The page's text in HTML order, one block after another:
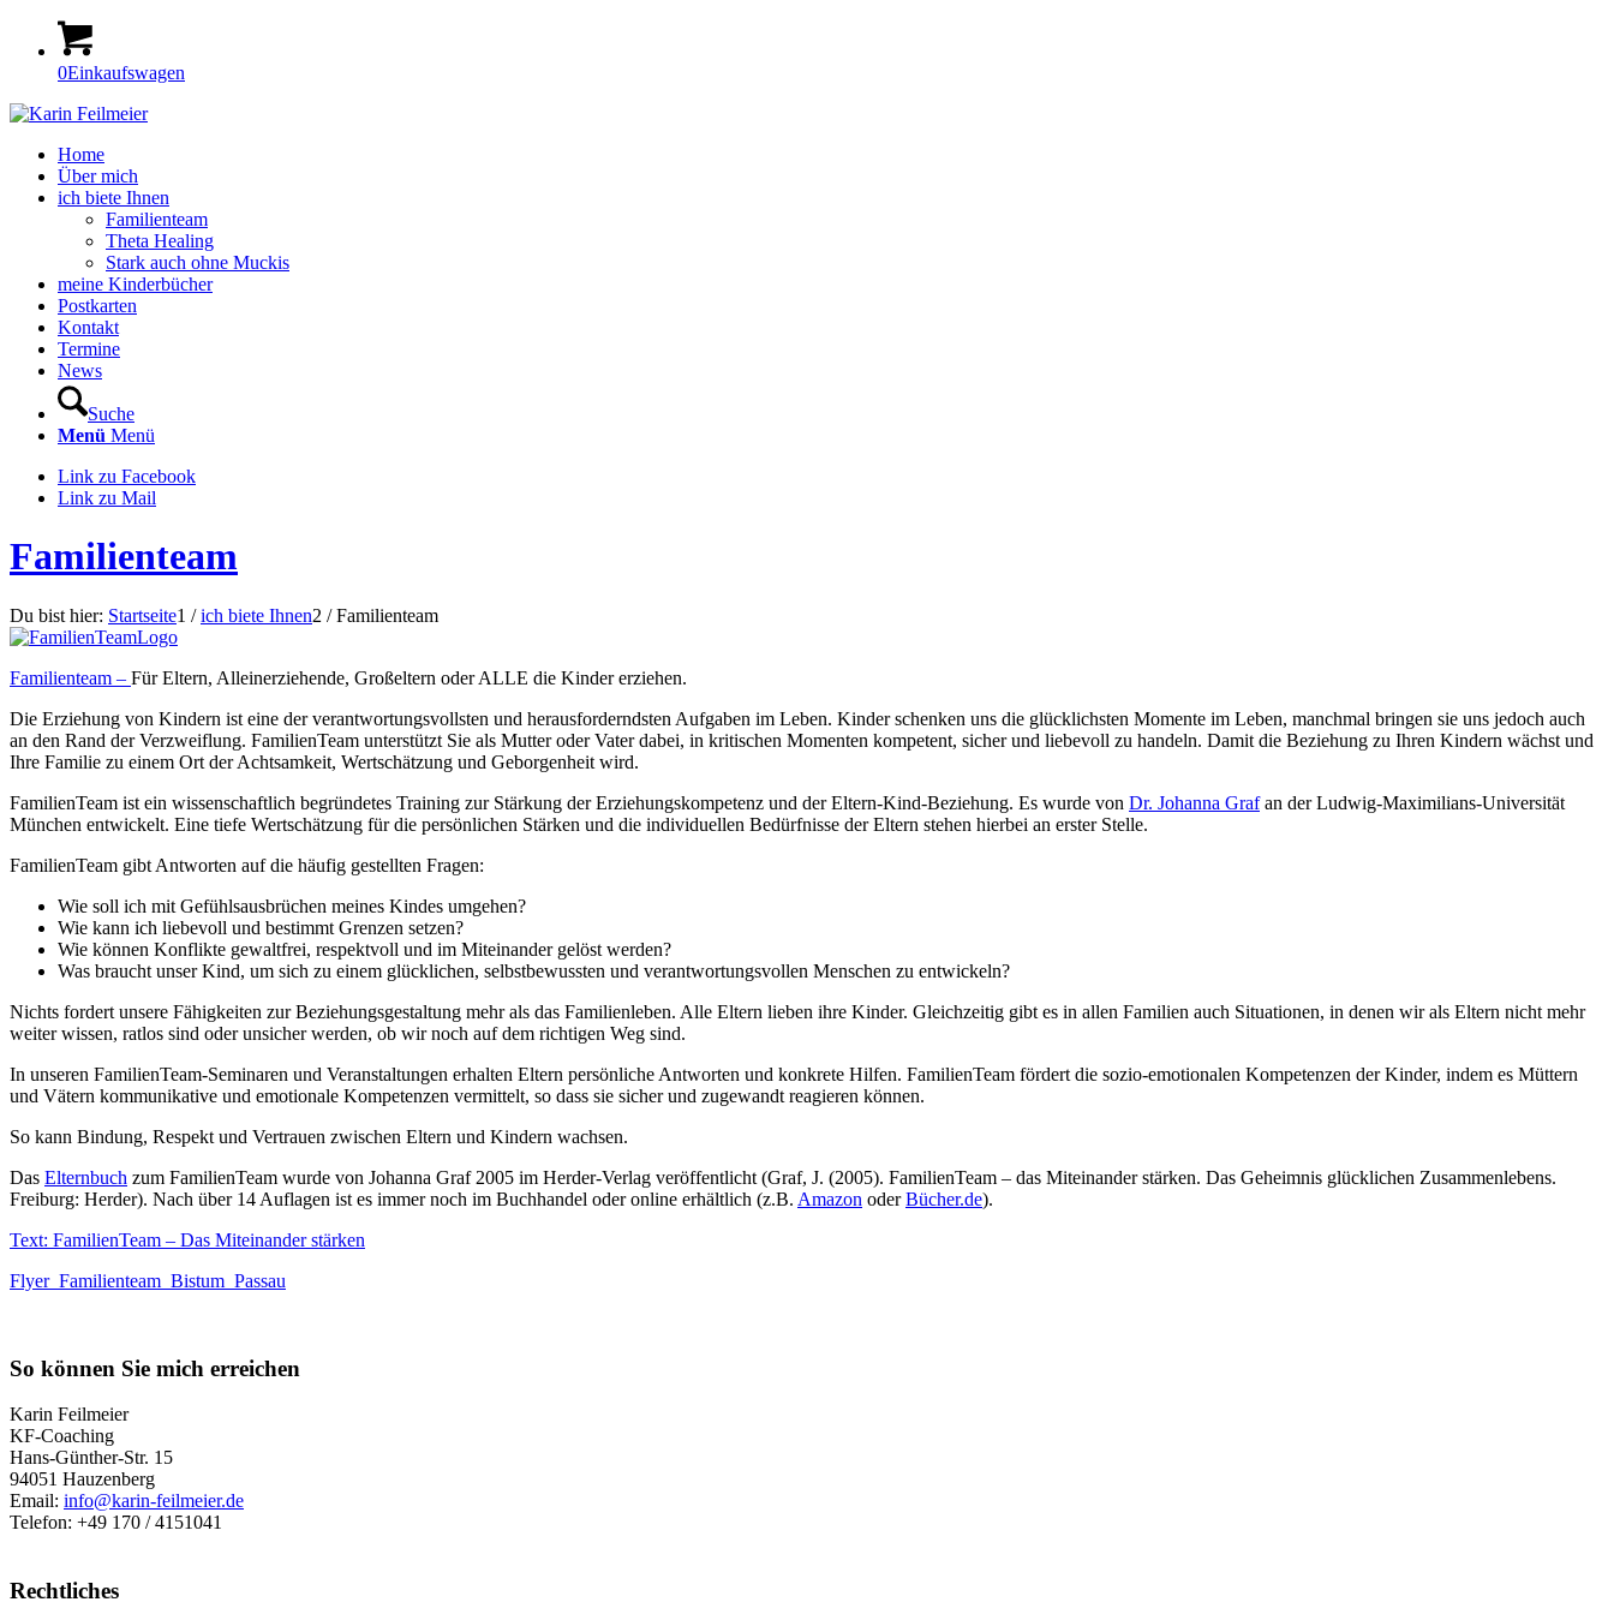
0Einkaufswagen
Home
Über mich
ich biete Ihnen
Familienteam
Theta Healing
Stark auch ohne Muckis
meine Kinderbücher
Postkarten
Kontakt
Termine
News
Suche
Menü Menü
Link zu Facebook
Link zu Mail
Familienteam
Du bist hier: Startseite1 / ich biete Ihnen2 / Familienteam
Familienteam – Für Eltern, Alleinerziehende, Großeltern oder ALLE die Kinder erziehen.
Die Erziehung von Kindern ist eine der verantwortungsvollsten und herausforderndsten Aufgaben im Leben. Kinder schenken uns die glücklichsten Momente im Leben, manchmal bringen sie uns jedoch auch
an den Rand der Verzweiflung. FamilienTeam unterstützt Sie als Mutter oder Vater dabei, in kritischen Momenten kompetent, sicher und liebevoll zu handeln. Damit die Beziehung zu Ihren Kindern wächst und
Ihre Familie zu einem Ort der Achtsamkeit, Wertschätzung und Geborgenheit wird.
FamilienTeam ist ein wissenschaftlich begründetes Training zur Stärkung der Erziehungskompetenz und der Eltern-Kind-Beziehung. Es wurde von Dr. Johanna Grafan der Ludwig-Maximilians-Universität
München entwickelt. Eine tiefe Wertschätzung für die persönlichen Stärken und die individuellen Bedürfnisse der Eltern stehen hierbei an erster Stelle.
FamilienTeam gibt Antworten auf die häufig gestellten Fragen:
Wie soll ich mit Gefühlsausbrüchen meines Kindes umgehen?
Wie kann ich liebevoll und bestimmt Grenzen setzen?
Wie können Konflikte gewaltfrei, respektvoll und im Miteinander gelöst werden?
Was braucht unser Kind, um sich zu einem glücklichen, selbstbewussten und verantwortungsvollen Menschen zu entwickeln?
Nichts fordert unsere Fähigkeiten zur Beziehungsgestaltung mehr als das Familienleben. Alle Eltern lieben ihre Kinder. Gleichzeitig gibt es in allen Familien auch Situationen, in denen wir als Eltern nicht mehr
weiter wissen, ratlos sind oder unsicher werden, ob wir noch auf dem richtigen Weg sind.
In unseren FamilienTeam-Seminaren und Veranstaltungen erhalten Eltern persönliche Antworten und konkrete Hilfen. FamilienTeam fördert die sozio-emotionalen Kompetenzen der Kinder, indem es Müttern
und Vätern kommunikative und emotionale Kompetenzen vermittelt, so dass sie sicher und zugewandt reagieren können.
So kann Bindung, Respekt und Vertrauen zwischen Eltern und Kindern wachsen.
Das Elternbuch zum FamilienTeam wurde von Johanna Graf 2005 im Herder-Verlag veröffentlicht (Graf, J. (2005). FamilienTeam – das Miteinander stärken. Das Geheimnis glücklichen Zusammenlebens.
Freiburg: Herder). Nach über 14 Auflagen ist es immer noch im Buchhandel oder online erhältlich (z.B. Amazon oderBücher.de).
Text: FamilienTeam – Das Miteinander stärken
Flyer_Familienteam_Bistum_Passau
So können Sie mich erreichen
Karin Feilmeier
KF-Coaching
Hans-Günther-Str. 15
94051 Hauzenberg
Email: info@karin-feilmeier.de
Telefon: +49 170 / 4151041
Rechtliches